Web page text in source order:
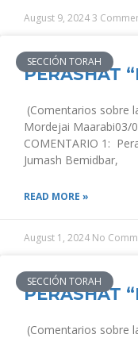
August 9, 20243
SECCIÓN TORAH
PERASHAT
(Comentarios sobre
Mordejai Maarabi03/
COMENTARIO 1:
Jumash Bemidbar,
READ MORE »
August 1, 2024 No
SECCIÓN TORAH
PERASHAT
(Comentarios sobre